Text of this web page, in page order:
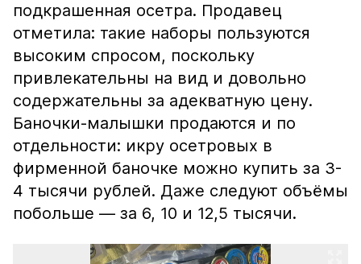
подкрашенная осетра. Продавец
отметила: такие наборы пользуются
высоким спросом, поскольку
привлекательны на вид и довольно
содержательны за адекватную цену.
Баночки-малышки продаются и по
отдельности: икру осетровых в
фирменной баночке можно купить за 3-
4 тысячи рублей. Даже следуют объёмы
побольше — за 6, 10 и 12,5 тысячи.